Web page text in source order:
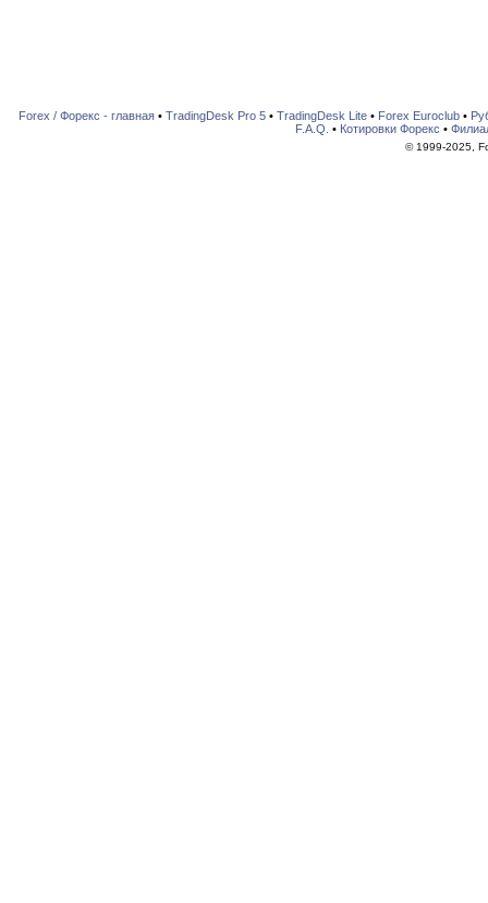
Forex / Форекс - главная• TradingDesk Pro 5• TradingDesk Lite• Forex Euroclub•
F.A.Q. • Котировки Форекс •
© 1999-2025,